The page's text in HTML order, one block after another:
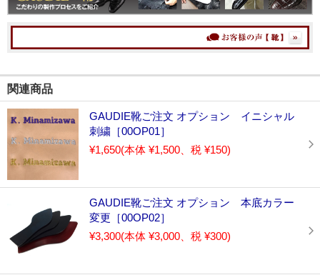
関連商品
GAUDIE靴ご注文 オプション イニシャル
刺繍［00OP01］
¥1,650(本体 ¥1,500、税 ¥150)
GAUDIE靴ご注文 オプション 本底カラー
変更［00OP02］
¥3,300(本体 ¥3,000、税 ¥300)